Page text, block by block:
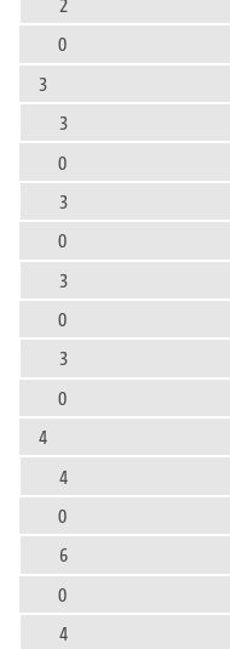
0
3
3
0
3
0
3
0
3
0
4
4
0
6
0
4